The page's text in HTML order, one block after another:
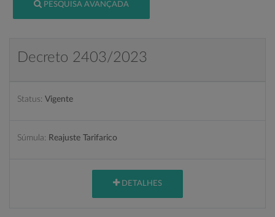
PESQUISA AVANÇADA
Decreto 2403/2023
Status: Vigente
Súmula: Reajuste Tarifarico
DETALHES